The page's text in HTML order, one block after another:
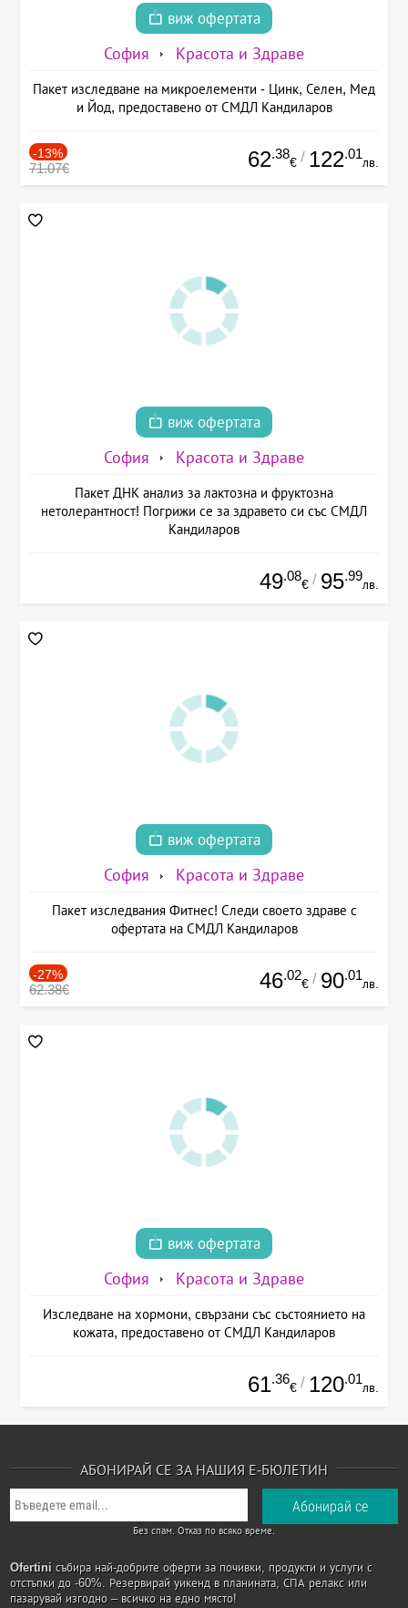
виж офертата
София Красота и Здраве
Пакет изследване на микроелементи - Цинк, Селен, Мед
и Йод, предоставено от СМДЛ Кандиларов
-13%
71.07€ 62.38
€ / 122.01
лв.
виж офертата
София Красота и Здраве
Пакет ДНК анализ за лактозна и фруктозна
нетолерантност! Погрижи се за здравето си със СМДЛ
Кандиларов
49.08
€ / 95.99
лв.
виж офертата
София Красота и Здраве
Пакет изследвания Фитнес! Следи своето здраве с
офертата на СМДЛ Кандиларов
-27%
62.38€ 46.02
€ / 90.01
лв.
виж офертата
София Красота и Здраве
Изследване на хормони, свързани със състоянието на
кожата, предоставено от СМДЛ Кандиларов
61.36
€ / 120.01
лв.
АБОНИРАЙ СЕ ЗА НАШИЯ Е-БЮЛЕТИН
Без спам. Отказ по всяко време.
Ofertini събира най-добрите оферти за почивки, продукти и услуги с
отстъпки до -60%. Резервирай уикенд в планината, СПА релакс или
пазарувай изгодно – всичко на едно място!